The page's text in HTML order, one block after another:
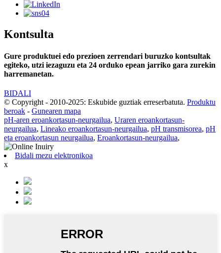
Kontsulta
Gure produktuei edo prezioen zerrendari buruzko kontsultak
egiteko, utzi iezaguzu eta 24 orduko epean jarriko gara zurekin
harremanetan.
BIDALI
© Copyright - 2010-2025: Eskubide guztiak erreserbatuta. Produktu
beroak - Gunearen mapa
pH-aren eroankortasun-neurgailua, Uraren eroankortasun-
neurgailua, Lineako eroankortasun-neurgailua, pH transmisorea, pH
eta eroankortasun neurgailua, Eroankortasun-neurgailua,
Bidali mezu elektronikoa
x